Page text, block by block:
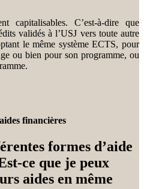
capitalisables. C’est-à-dire que
validés à l’USJ vers toute autre
le même système ECTS, pour
ou bien pour son programme, ou
financières
formes d’aide
ce que je peux
aides en même